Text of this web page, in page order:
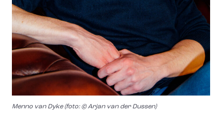
Menno van Dyke (foto: © Arjan van der Dussen)